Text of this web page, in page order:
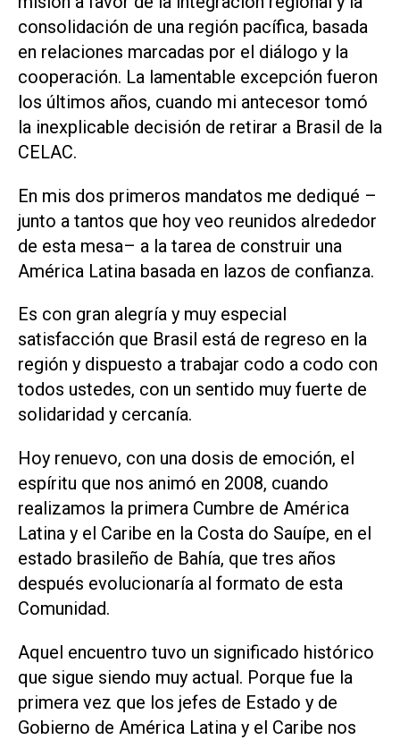
consolidación de una región pacífica, basada
en relaciones marcadas por el diálogo y la
cooperación. La lamentable excepción fueron
los últimos años, cuando mi antecesor tomó
la inexplicable decisión de retirar a Brasil de la
CELAC.
En mis dos primeros mandatos me dediqué –
junto a tantos que hoy veo reunidos alrededor
de esta mesa– a la tarea de construir una
América Latina basada en lazos de confianza.
Es con gran alegría y muy especial
satisfacción que Brasil está de regreso en la
región y dispuesto a trabajar codo a codo con
todos ustedes, con un sentido muy fuerte de
solidaridad y cercanía.
Hoy renuevo, con una dosis de emoción, el
espíritu que nos animó en 2008, cuando
realizamos la primera Cumbre de América
Latina y el Caribe en la Costa do Sauípe, en el
estado brasileño de Bahía, que tres años
después evolucionaría al formato de esta
Comunidad.
Aquel encuentro tuvo un significado histórico
que sigue siendo muy actual. Porque fue la
primera vez que los jefes de Estado y de
Gobierno de América Latina y el Caribe nos